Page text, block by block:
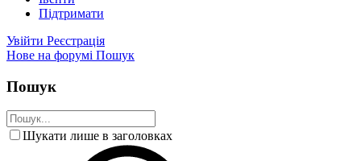
Підтримати
Увійти Реєстрація
Нове на форумі Пошук
Пошук
Шукати лише в заголовках